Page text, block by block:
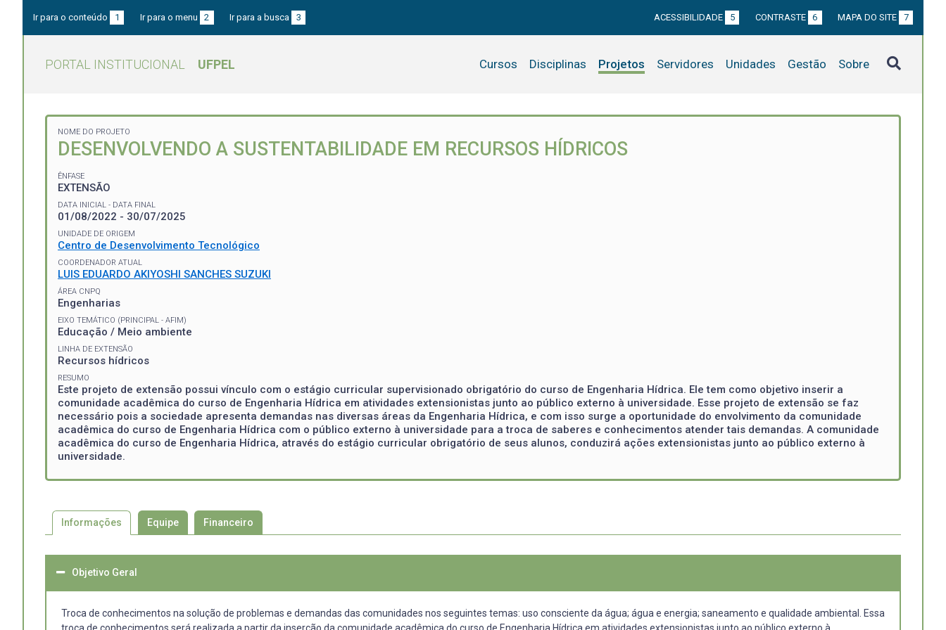
Ir para o conteúdo 1 Ir para o menu 2 Ir para a busca 3 ACESSIBILIDADE 5 CONTRASTE 6 MAPA DO SITE 7
PORTAL INSTITUCIONAL UFPEL Cursos Disciplinas Projetos Servidores Unidades Gestão Sobre
NOME DO PROJETO
DESENVOLVENDO A SUSTENTABILIDADE EM RECURSOS HÍDRICOS
ÊNFASE
EXTENSÃO
DATA INICIAL - DATA FINAL
01/08/2022 - 30/07/2025
UNIDADE DE ORIGEM
Centro de Desenvolvimento Tecnológico
COORDENADOR ATUAL
LUIS EDUARDO AKIYOSHI SANCHES SUZUKI
ÁREA CNPQ
Engenharias
EIXO TEMÁTICO (PRINCIPAL - AFIM)
Educação / Meio ambiente
LINHA DE EXTENSÃO
Recursos hídricos
RESUMO
Este projeto de extensão possui vínculo com o estágio curricular supervisionado obrigatório do curso de Engenharia Hídrica. Ele tem como objetivo inserir a
comunidade acadêmica do curso de Engenharia Hídrica em atividades extensionistas junto ao público externo à universidade. Esse projeto de extensão se faz
necessário pois a sociedade apresenta demandas nas diversas áreas da Engenharia Hídrica, e com isso surge a oportunidade do envolvimento da comunidade
acadêmica do curso de Engenharia Hídrica com o público externo à universidade para a troca de saberes e conhecimentos atender tais demandas. A comunidade
acadêmica do curso de Engenharia Hídrica, através do estágio curricular obrigatório de seus alunos, conduzirá ações extensionistas junto ao público externo à
universidade.
Informações Equipe Financeiro
Objetivo Geral
Troca de conhecimentos na solução de problemas e demandas das comunidades nos seguintes temas: uso consciente da água; água e energia; saneamento e qualidade ambiental. Essa